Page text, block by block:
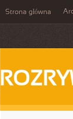
Strona główna